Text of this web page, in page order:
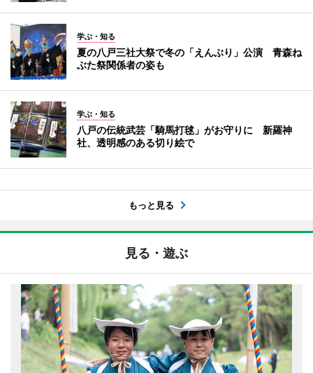
学ぶ・知る
夏の八戸三社大祭で冬の「えんぶり」公演 青森ね
ぶた祭関係者の姿も
学ぶ・知る
八戸の伝統武芸「騎馬打毬」がお守りに 新羅神
社、透明感のある切り絵で
もっと見る
見る・遊ぶ